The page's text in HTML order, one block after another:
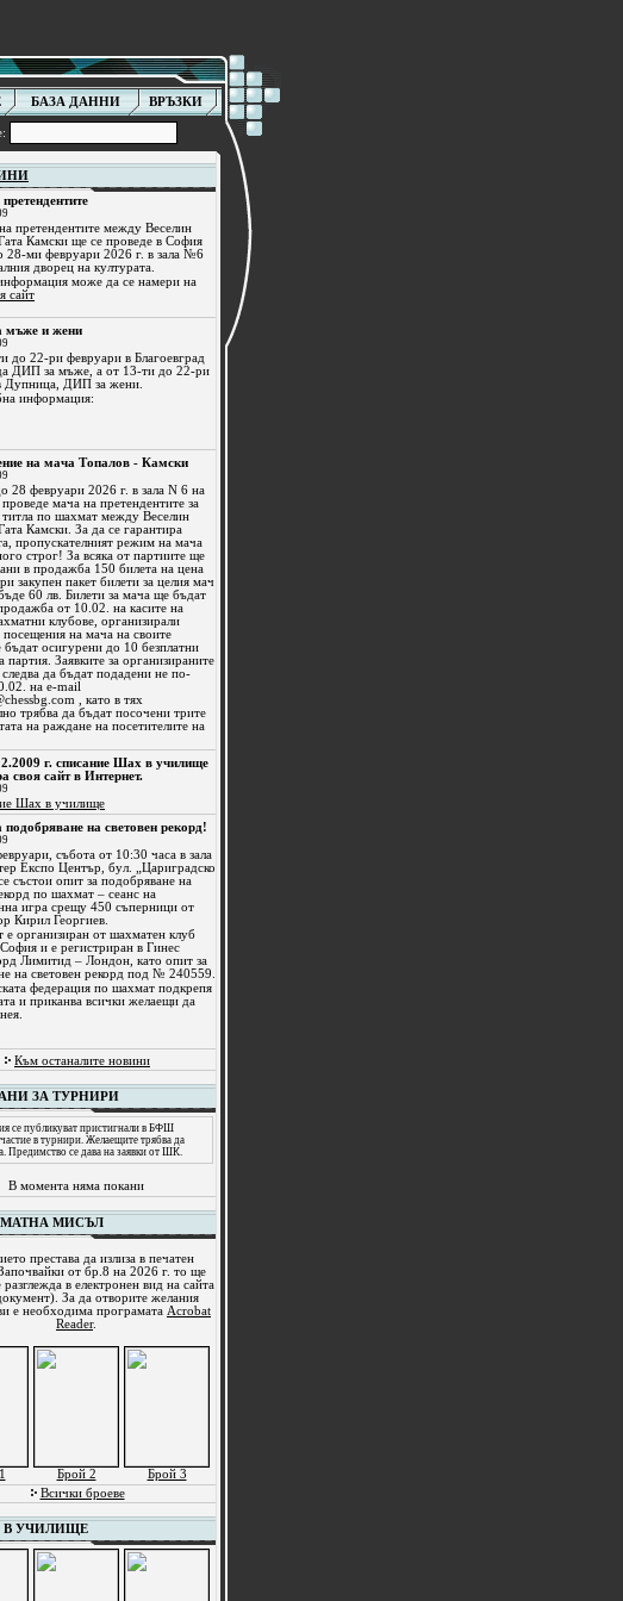
БАЗА ДАННИ ВРЪЗКИ
претендентите между Веселин
Камски ще се проведе в София
28-ми февруари 2026 г. в зала №6
дворец на културата.
може да се намери на
сайт
мъже и жени
до 22-ри февруари в Благоевград
ДИП за мъже, а от 13-ти до 22-ри
Дупница, ДИП за жени.
информация:
на мачa Топалов - Камски
28 февруари 2026 г. в зала N 6 на
мача на претендентите за
титла по шахмат между Веселин
Камски. За да се гарантира
пропускателният режим на мача
строг! За всяка от партиите ще
в продажба 150 билета на цена
закупен пакет билети за целия мач
60 лв. Билети за мача ще бъдат
от 10.02. на касите на
клубове, организирали
посещения на мача на своите
бъдат осигурени до 10 безплатни
партия. Заявките за организираните
да бъдат подадени не по-
на e-mail
, като в тях
трябва да бъдат посочени трите
на раждане на посетителите на
г. списание Шах в училище
своя сайт в Интернет.
Шах в училище
подобряване на световен рекорд!
събота от 10:30 часа в зала
Експо Център, бул. „Цариградско
състои опит за подобряване на
по шахмат – сеанс на
игра срещу 450 съперници от
Кирил Георгиев.
е организиран от шахматен клуб
София и е регистриран в Гинес
Лимитид – Лондон, като опит за
на световен рекорд под № 240559.
федерация по шахмат подкрепя
и приканва всички желаещи да
Към останалите новини
ЗА ТУРНИРИ
се публикуват пристигнали в БФШ
в турнири. Желаещите трябва да
Предимство се дава на заявки от ШК.
В момента няма покани
МИСЪЛ
престава да излиза в печатен
от бр.8 на 2026 г. то ще
в електронен вид на сайта
За да отворите желания
е необходима програмата Acrobat
Reader.
Брой 2
Брой 3
Всички броеве
УЧИЛИЩЕ